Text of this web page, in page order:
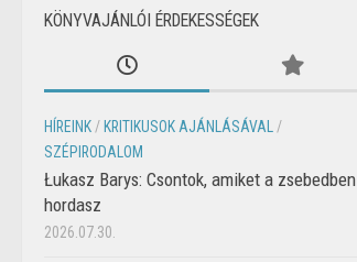
KÖNYVAJÁNLÓI ÉRDEKESSÉGEK
HÍREINK / KRITIKUSOK AJÁNLÁSÁVAL
/
SZÉPIRODALOM
Łukasz Barys: Csontok, amiket a zsebedben
hordasz
2026.07.30.